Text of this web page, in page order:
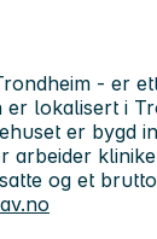
- er
lokalisert i
er bygd
arbeider
og et